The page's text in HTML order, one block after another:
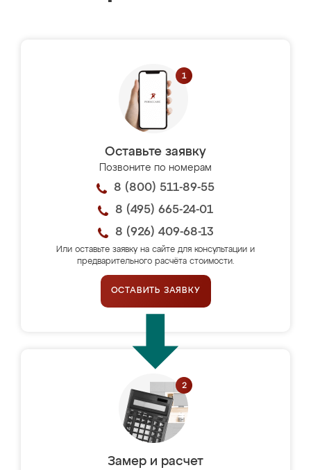
Оставьте заявку
Позвоните по номерам
8 (800) 511-89-55
8 (495) 665-24-01
8 (926) 409-68-13
Или оставьте заявку на сайте для консультации и
предварительного расчёта стоимости.
ОСТАВИТЬ ЗАЯВКУ
Замер и расчет